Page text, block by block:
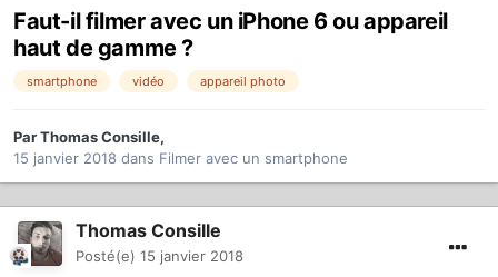
Faut-il filmer avec un iPhone 6 ou appareil
haut de gamme ?
smartphone vidéo appareil photo
ParThomas Consille,
15 janvier 2018 dans Filmer avec un smartphone
Thomas Consille
Posté(e) 15 janvier 2018